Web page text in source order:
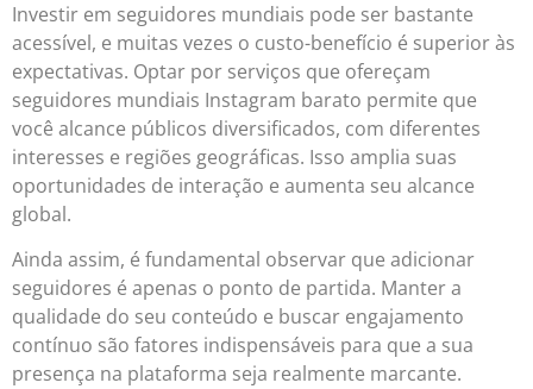
Investir em seguidores mundiais pode ser bastante
acessível, e muitas vezes o custo-benefício é superior às
expectativas. Optar por serviços que ofereçam
seguidores mundiais Instagram barato permite que
você alcance públicos diversificados, com diferentes
interesses e regiões geográficas. Isso amplia suas
oportunidades de interação e aumenta seu alcance
global.
Ainda assim, é fundamental observar que adicionar
seguidores é apenas o ponto de partida. Manter a
qualidade do seu conteúdo e buscar engajamento
contínuo são fatores indispensáveis para que a sua
presença na plataforma seja realmente marcante.